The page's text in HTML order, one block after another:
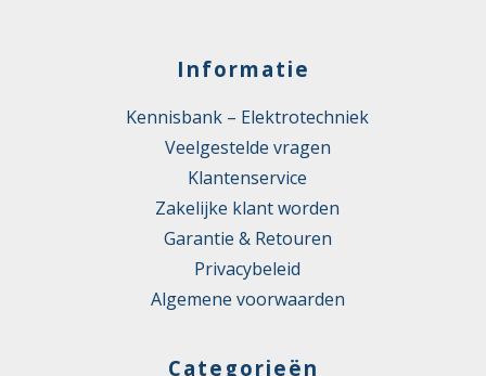
Informatie
Kennisbank – Elektrotechniek
Veelgestelde vragen
Klantenservice
Zakelijke klant worden
Garantie & Retouren
Privacybeleid
Algemene voorwaarden
Categorieën